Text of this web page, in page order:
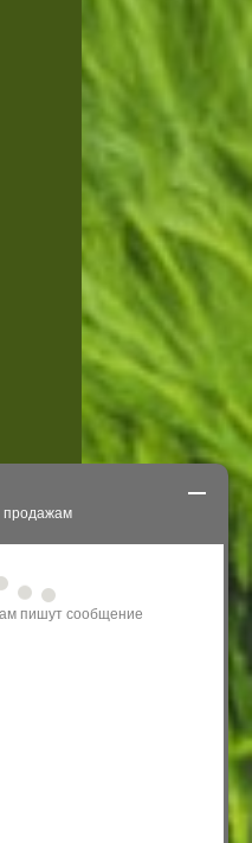
продажам
Вас по нашим